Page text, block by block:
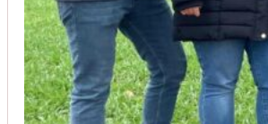
Johanna Koe
aus unseren Google-Bewertungen